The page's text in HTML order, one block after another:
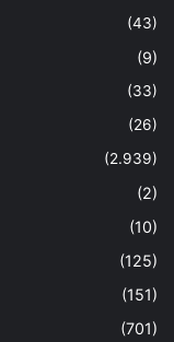
(43)
(9)
(33)
(26)
(2.939)
(2)
(10)
(125)
(151)
(701)